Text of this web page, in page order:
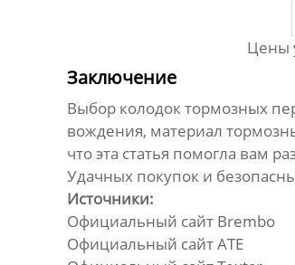
Цены
Заключение
Выбор колодок тормозных
вождения, материал
что эта статья помогла вам
Удачных покупок и
Источники:
Официальный сайт Brembo
Официальный сайт ATE